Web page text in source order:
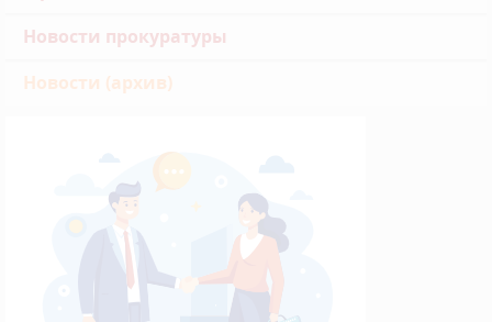
Новости прокуратуры
Новости (архив)